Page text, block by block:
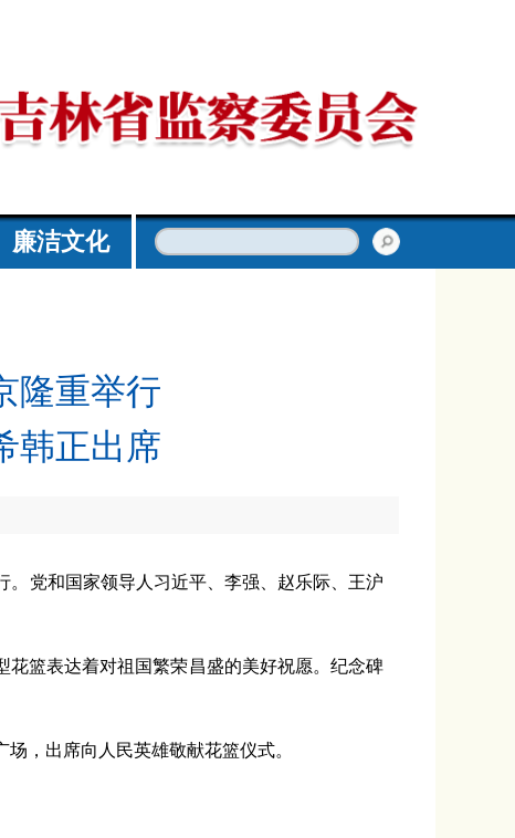
廉洁文化
隆重举行
韩正出席
党和国家领导人习近平、李强、赵乐际、王沪
篮表达着对祖国繁荣昌盛的美好祝愿。纪念碑
，出席向人民英雄敬献花篮仪式。